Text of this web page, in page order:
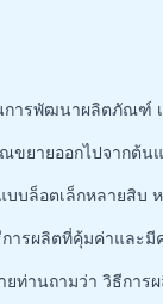
การพัฒนาผลิตภัณฑ์
ขยายออกไปจากต้น
บบล็อตเล็กหลายสิบ
ารผลิตที่คุ้มค่าและมี
ท่านถามว่า วิธีการ